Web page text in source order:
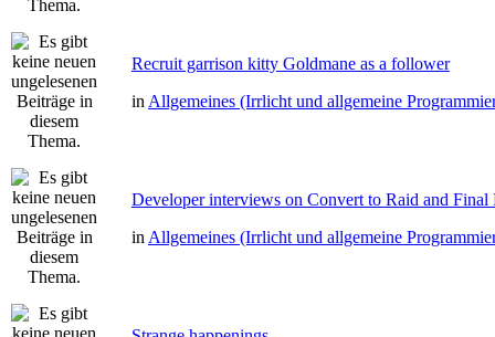
Recruit garrison kitty Goldmane as a follower
in Allgemeines (Irrlicht und allgemeine
Developer interviews on Convert to Raid and Final
in Allgemeines (Irrlicht und allgemeine